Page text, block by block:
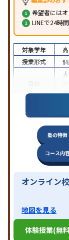
希望者には
LINEで24時
対象学年
授業形式
特徴
塾の特徴
コース内
オンライン校
地図を見る
体験授業(無